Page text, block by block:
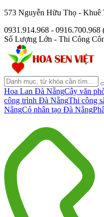
573 Nguyễn Hữu Thọ - Khuê
0931.914.968 -
Số Lượng Lớn - Thi Công
Hoa Lan Đà NẵngCây văn
công trình Đà NẵngThi công
NẵngCỏ nhân tạo Đà Nẵng